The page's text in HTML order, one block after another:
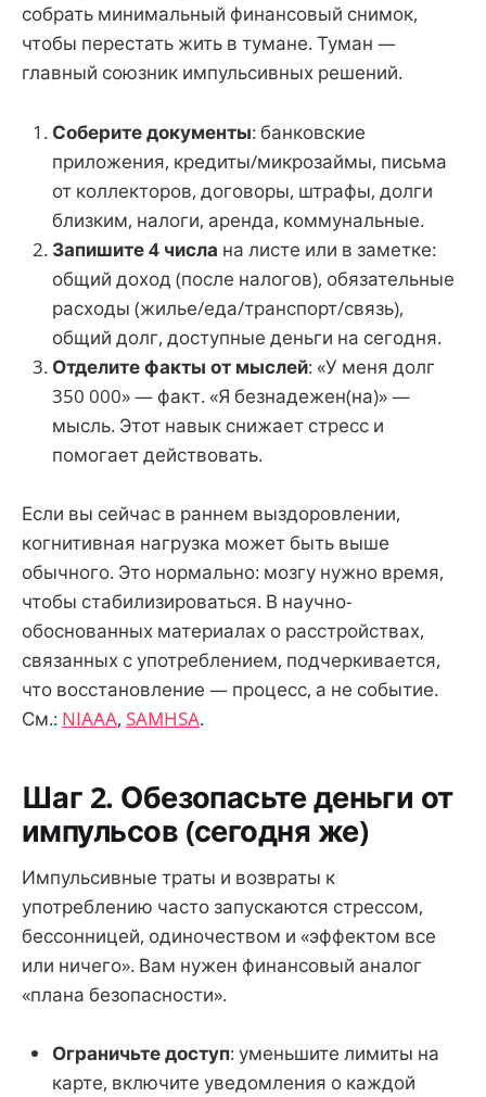
собрать минимальный финансовый снимок,
чтобы перестать жить в тумане. Туман —
главный союзник импульсивных решений.
Соберите документы: банковские
приложения, кредиты/микрозаймы, письма
от коллекторов, договоры, штрафы, долги
близким, налоги, аренда, коммунальные.
Запишите 4 числа на листе или в заметке:
общий доход (после налогов), обязательные
расходы (жилье/еда/транспорт/связь),
общий долг, доступные деньги на сегодня.
Отделите факты от мыслей: «У меня долг
350 000» — факт. «Я безнадежен(на)» —
мысль. Этот навык снижает стресс и
помогает действовать.
Если вы сейчас в раннем выздоровлении,
когнитивная нагрузка может быть выше
обычного. Это нормально: мозгу нужно время,
чтобы стабилизироваться. В научно-
обоснованных материалах о расстройствах,
связанных с употреблением, подчеркивается,
что восстановление — процесс, а не событие.
См.: NIAAA, SAMHSA.
Шаг 2. Обезопасьте деньги от
импульсов (сегодня же)
Импульсивные траты и возвраты к
употреблению часто запускаются стрессом,
бессонницей, одиночеством и «эффектом все
или ничего». Вам нужен финансовый аналог
«плана безопасности».
Ограничьте доступ: уменьшите лимиты на
карте, включите уведомления о каждой